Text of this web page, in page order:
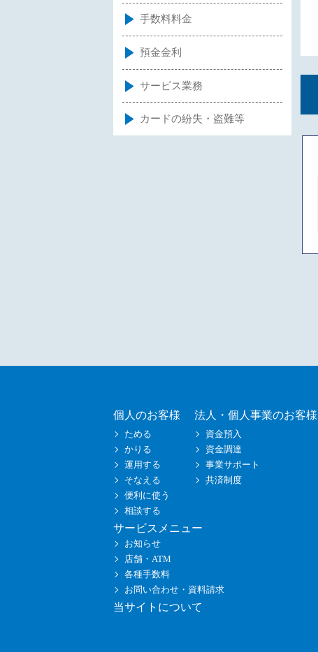
手数料料金
預金金利
サービス業務
カードの紛失・盗難等
個人のお客様
ためる
かりる
運用する
そなえる
便利に使う
相談する
法人・個人事業のお客様
資金預入
資金調達
事業サポート
共済制度
サービスメニュー
お知らせ
店舗・ATM
各種手数料
お問い合わせ・資料請求
当サイトについて